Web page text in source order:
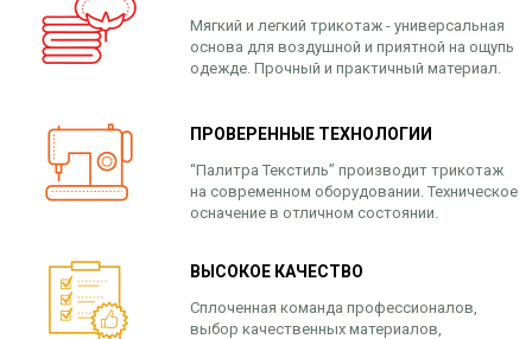
Мягкий и легкий трикотаж - универсальная
основа для воздушной и приятной на ощупь
одежде. Прочный и практичный материал.
ПРОВЕРЕННЫЕ ТЕХНОЛОГИИ
“Палитра Текстиль” производит трикотаж
на современном оборудовании. Техническое
осначение в отличном состоянии.
ВЫСОКОЕ КАЧЕСТВО
Сплоченная команда профессионалов,
выбор качественных материалов,